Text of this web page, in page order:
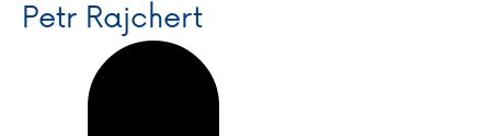
James Rollins
Przemysław Rudź
Anna Ruheová
Matouš Ruml
Petr Rajchert